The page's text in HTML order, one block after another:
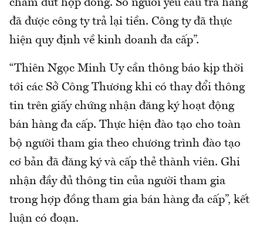
chấm dứt hợp đồng. Số người yêu cầu trả hàng
đã được công ty trả lại tiền. Công ty đã thực
hiện quy định về kinh doanh đa cấp”.
“Thiên Ngọc Minh Uy cần thông báo kịp thời
tới các Sở Công Thương khi có thay đổi thông
tin trên giấy chứng nhận đăng ký hoạt động
bán hàng đa cấp. Thực hiện đào tạo cho toàn
bộ người tham gia theo chương trình đào tạo
cơ bản đã đăng ký và cấp thẻ thành viên. Ghi
nhận đầy đủ thông tin của người tham gia
trong hợp đồng tham gia bán hàng đa cấp”, kết
luận có đoạn.